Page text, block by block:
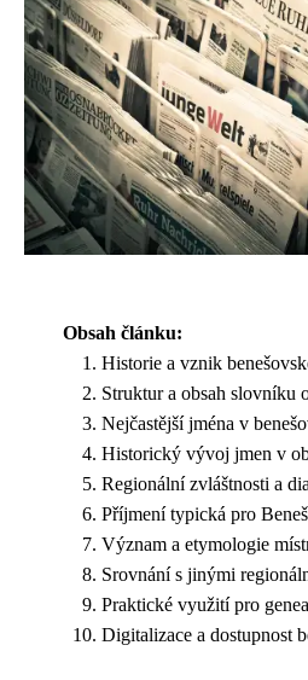
Obsah článku:
Historie a vznik
Struktur a obsah slovníku
Nejčastější jména v
Historický vývoj jmen v
Regionální zvláštnosti a
Příjmení typická pro
Význam a etymologie
Srovnání s jinými
Praktické využití pro
Digitalizace a dostupnost